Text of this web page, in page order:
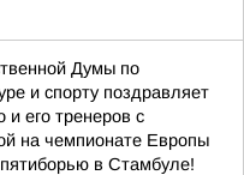
Думы по
и спорту поздравляет
и его тренеров с
на чемпионате Европы
в Стамбуле!